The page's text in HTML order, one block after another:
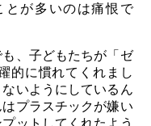
とが多いのは痛恨で
、子どもたちが「ゼ
的に慣れてくれまし
いようにしているん
プラスチックが嫌い
ットしてくれたよう